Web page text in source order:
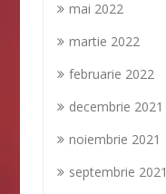
mai 2022
martie 2022
februarie 2022
decembrie 2021
noiembrie 2021
septembrie 2021